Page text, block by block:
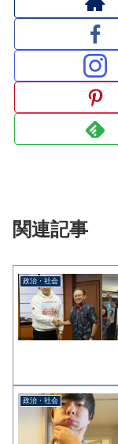
関連記事
政治・社会
政治・社会